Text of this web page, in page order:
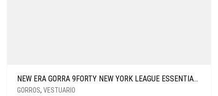
NEW ERA GORRA 9FORTY NEW YORK LEAGUE ESSENTIALS TAN
GORROS, VESTUARIO